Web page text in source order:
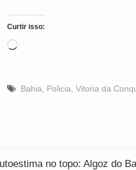
Curtir isso:
Carregando...
Bahia Policia Vitoria da
no topo: Algoz do